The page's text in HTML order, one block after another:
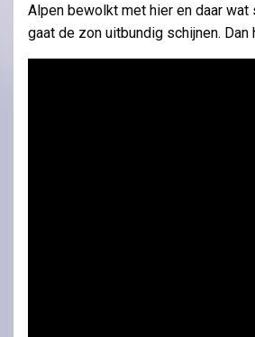
Alpen bewolkt met hier en daar
gaat de zon uitbundig schijnen.